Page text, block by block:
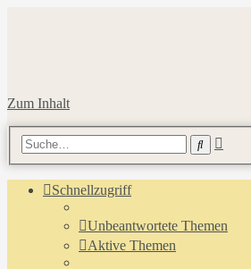
Zum Inhalt
Suche
Schnellzugriff
Unbeantwortete Themen
Aktive Themen